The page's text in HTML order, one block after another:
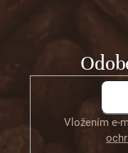
Vložením e-